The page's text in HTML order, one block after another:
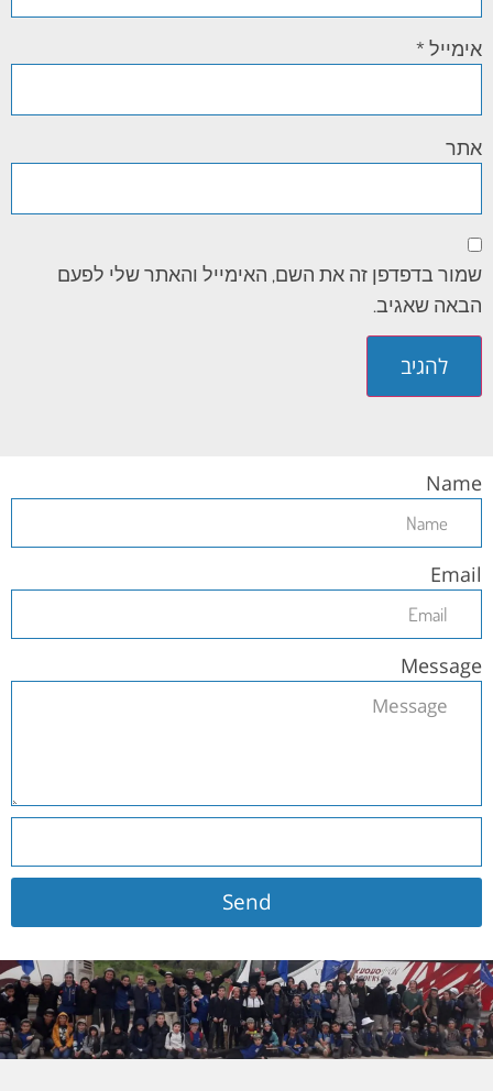
אימייל *
אתר
שמור בדפדפן זה את השם, האימייל והאתר שלי לפעם
הבאה שאגיב.
Name
Email
Message
Send